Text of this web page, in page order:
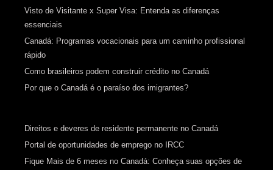
Visto de Visitante x Super Visa: Entenda as diferenças
essenciais
Canadá: Programas vocacionais para um caminho profissional
rápido
Como brasileiros podem construir crédito no Canadá
Por que o Canadá é o paraíso dos imigrantes?
Direitos e deveres de residente permanente no Canadá
Portal de oportunidades de emprego no IRCC
Fique Mais de 6 meses no Canadá: Conheça suas opções de